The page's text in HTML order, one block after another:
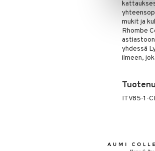
mukit ja
Rhombe
yhdessä
ilmeen,
ITV85-1-